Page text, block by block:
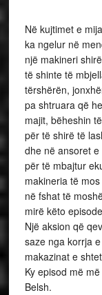
Në kujtimet e
ka ngelur në
një makineri
të shinte të
tërshërën,
pa shtruara që
majit, bëheshin
për të shirë të
dhe në ansoret
për të mbajtur
makineria të
në fshat të
mirë këto
Një aksion që
saze nga korrja
makazinat e
Ky episod më
Belsh.